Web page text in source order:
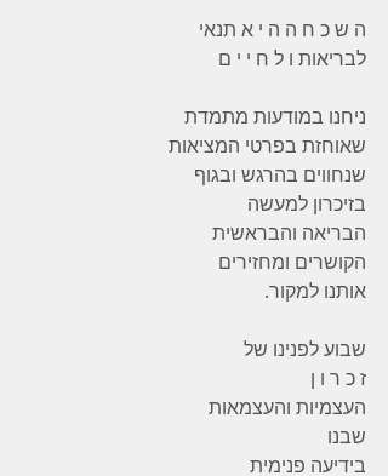
ה ש כ ח ה ה י א תנאי
לבריאות ו ל ח י י ם
ניחנו במודעות מתמדת
שאוחזת בפרטי המציאות
שנחווים בהרגש ובגוף
בזיכרון למעשה
הבריאה והבראשית
הקושרים ומחזירים
אותנו למקור.
שבוע לפנינו של
ז כ ר ו ן
העצמיות והעצמאות
שבנו
בידיעה פנימית